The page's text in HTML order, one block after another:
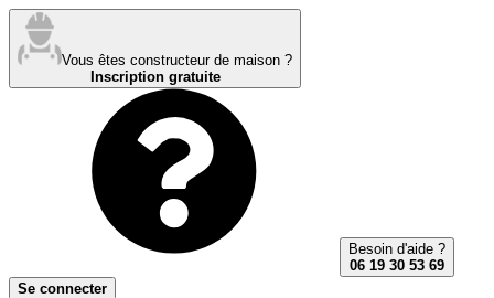
Vous êtes constructeur de maison ?
Inscription gratuite
Besoin d'aide ?
06 19 30 53 69
Se connecter